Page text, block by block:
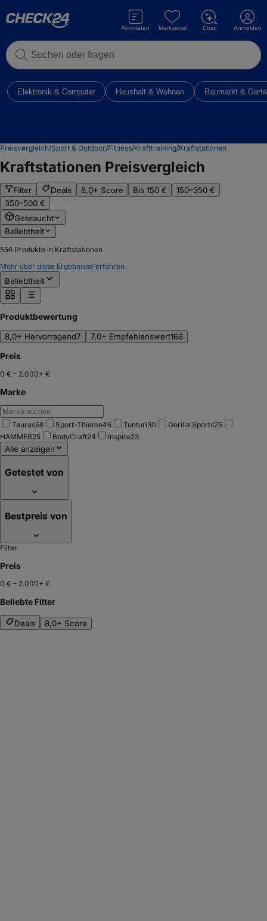
Suchen oder fragen
Aktivitäten Merkzettel Chat Anmelden
Elektronik & Computer Haushalt & Wohnen Baumarkt &
Preisvergleich/Sport & Outdoor/Fitness/Krafttraining/Kraftstationen
Kraftstationen Preisvergleich
Filter Deals 8,0+ Score Bis 150 €
150–350 €
350–500 €
Gebraucht
Beliebtheit
556 Produkte in Kraftstationen
Mehr über diese Ergebnisse erfahren.
Beliebtheit
Produktbewertung
8,0+ Hervorragend7 7,0+ Empfehlenswert166
Preis
0 € – 2.000+ €
Marke
Taurus58 Sport-Thieme46 Tunturi30 Gorilla Sports25
HAMMER25 BodyCraft24 Inspire23
Alle anzeigen
Getestet von
Bestpreis von
Filter
Preis
0 € – 2.000+ €
Beliebte Filter
Deals 8,0+ Score